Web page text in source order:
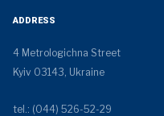
ADDRESS
4 Metrologichna Street
Kyiv 03143, Ukraine
tel.: (044) 526-52-29